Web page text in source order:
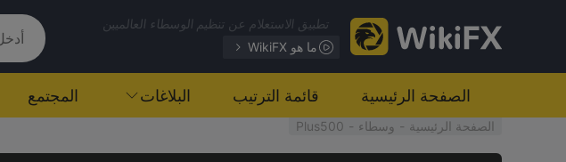
تطبيق الاستعلام عن تنظيم الوسطاء العالميين
ما هو WikiFX
الصفحة الرئيسية قائمة الترتيب البلاغات المجتمع
الصفحة الرئيسية - وسطاء -
Plus500